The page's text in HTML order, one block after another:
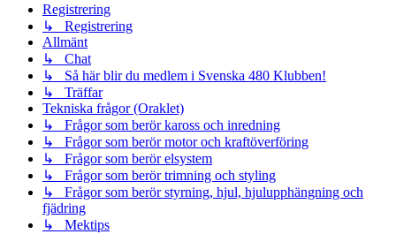
Registrering
↳ Registrering
Allmänt
↳ Chat
↳ Så här blir du medlem i Svenska 480 Klubben!
↳ Träffar
Tekniska frågor (Oraklet)
↳ Frågor som berör kaross och inredning
↳ Frågor som berör motor och kraftöverföring
↳ Frågor som berör elsystem
↳ Frågor som berör trimning och styling
↳ Frågor som berör styrning, hjul, hjulupphängning och
fjädring
↳ Mektips